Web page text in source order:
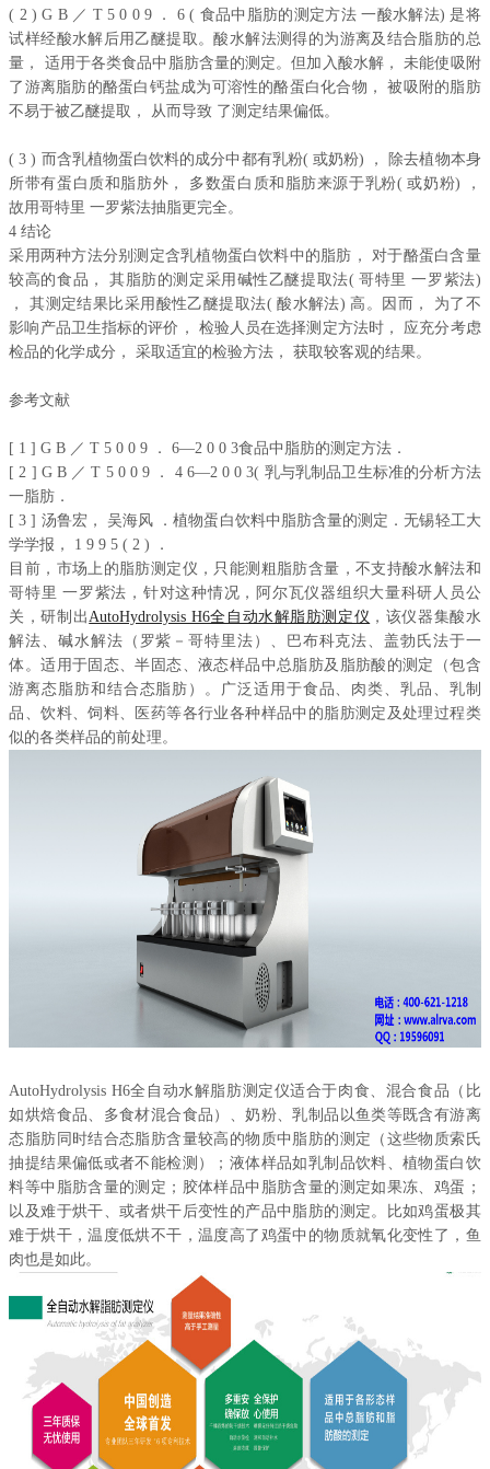
( 2 ) G B ／ T 5 0 0 9 ． 6 ( 食品中脂肪的测定方法 一酸水解法) 是将
试样经酸水解后用乙醚提取。酸水解法测得的为游离及结合脂肪的总
量， 适用于各类食品中脂肪含量的测定。但加入酸水解， 未能使吸附
了游离脂肪的酪蛋白钙盐成为可溶性的酪蛋白化合物， 被吸附的脂肪
不易于被乙醚提取， 从而导致 了测定结果偏低。
( 3 ) 而含乳植物蛋白饮料的成分中都有乳粉( 或奶粉) ， 除去植物本身
所带有蛋白质和脂肪外， 多数蛋白质和脂肪来源于乳粉( 或奶粉) ，
故用哥特里 一罗紫法抽脂更完全。
4 结论
采用两种方法分别测定含乳植物蛋白饮料中的脂肪， 对于酪蛋白含量
较高的食品， 其脂肪的测定采用碱性乙醚提取法( 哥特里 一罗紫法)
， 其测定结果比采用酸性乙醚提取法( 酸水解法) 高。因而， 为了不
影响产品卫生指标的评价， 检验人员在选择测定方法时， 应充分考虑
检品的化学成分， 采取适宜的检验方法， 获取较客观的结果。
参考文献
[ 1 ] G B ／ T 5 0 0 9 ． 6—2 0 0 3食品中脂肪的测定方法．
[ 2 ] G B ／ T 5 0 0 9 ． 4 6—2 0 0 3( 乳与乳制品卫生标准的分析方法
一脂肪．
[ 3 ] 汤鲁宏， 吴海风 ．植物蛋白饮料中脂肪含量的测定．无锡轻工大
学学报， 1 9 9 5 ( 2 ) ．
目前，市场上的脂肪测定仪，只能测粗脂肪含量，不支持酸水解法和
哥特里 一罗紫法，针对这种情况，阿尔瓦仪器组织大量科研人员公
关，研制出 AutoHydrolysis H6全自动水解脂肪测定仪 ，该仪器集酸水
解法、碱水解法（罗紫－哥特里法）、巴布科克法、盖勃氏法于一
体。适用于固态、半固态、液态样品中总脂肪及脂肪酸的测定（包含
游离态脂肪和结合态脂肪）。广泛适用于食品、肉类、乳品、乳制
品、饮料、饲料、医药等各行业各种样品中的脂肪测定及处理过程类
似的各类样品的前处理。
AutoHydrolysis H6全自动水解脂肪测定仪适合于肉食、混合食品（比
如烘焙食品、多食材混合食品）、奶粉、乳制品以鱼类等既含有游离
态脂肪同时结合态脂肪含量较高的物质中脂肪的测定（这些物质索氏
抽提结果偏低或者不能检测）；液体样品如乳制品饮料、植物蛋白饮
料等中脂肪含量的测定；胶体样品中脂肪含量的测定如果冻、鸡蛋；
以及难于烘干、或者烘干后变性的产品中脂肪的测定。比如鸡蛋极其
难于烘干，温度低烘不干，温度高了鸡蛋中的物质就氧化变性了，鱼
肉也是如此。